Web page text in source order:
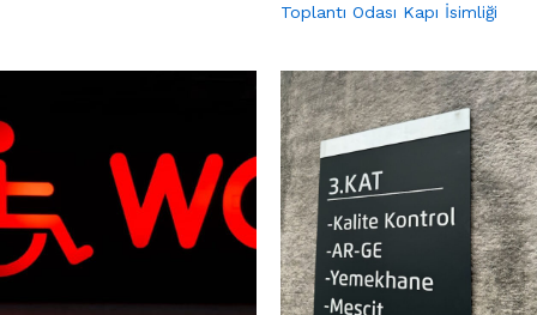
Toplantı Odası Kapı İsimliği